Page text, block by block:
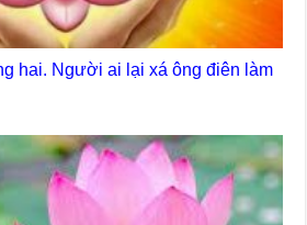
hai. Người ai lại xá ông điên làm